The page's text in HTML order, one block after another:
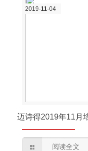
2019-11-04
迈诗得2019年11月
阅读全文